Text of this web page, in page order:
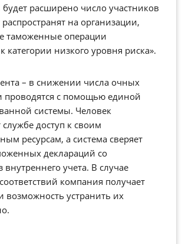
расширено число участников
на организации,
таможенные операции
категории низкого уровня риска».
– в снижении числа очных
проводятся с помощью единой
системы. Человек
службе доступ к своим
ресурсам, а система сверяет
деклараций со
учета. В случае
компания получает
возможность устранить их